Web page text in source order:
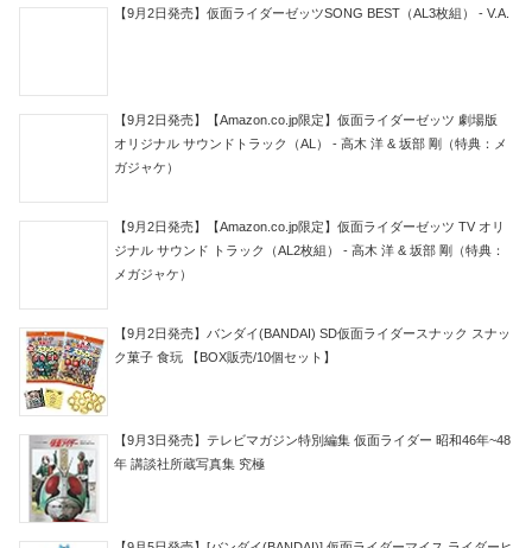
【9月2日発売】仮面ライダーゼッツSONG BEST（AL3枚組） - V.A.
【9月2日発売】【Amazon.co.jp限定】仮面ライダーゼッツ 劇場版
オリジナル サウンドトラック（AL） - 高木 洋 & 坂部 剛（特典：メ
ガジャケ）
【9月2日発売】【Amazon.co.jp限定】仮面ライダーゼッツ TV オリ
ジナル サウンド トラック（AL2枚組） - 高木 洋 & 坂部 剛（特典：
メガジャケ）
【9月2日発売】バンダイ(BANDAI) SD仮面ライダースナック スナッ
ク菓子 食玩 【BOX販売/10個セット】
【9月3日発売】テレビマガジン特別編集 仮面ライダー 昭和46年~48
年 講談社所蔵写真集 究極